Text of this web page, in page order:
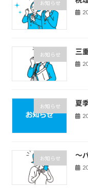
お知らせ
お知らせ 三
お知らせ 夏
お知らせ ～